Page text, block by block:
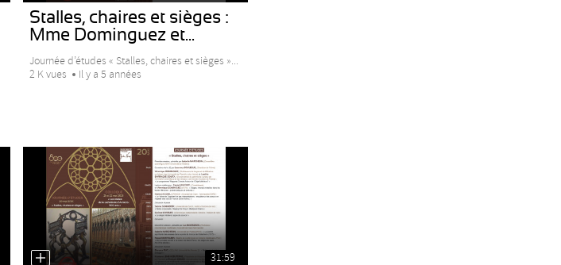
Stalles, chaires et sièges :
Mme Dominguez et...
Journée d’études « Stalles, chaires et sièges »...
2 K vues
Il y a 5 années
31:59